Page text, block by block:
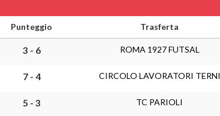
Punteggio Trasferta
3 - 6 ROMA 1927 FUTSAL
7 - 4 CIRCOLO LAVORATORI TERNI
5 - 3 TC PARIOLI